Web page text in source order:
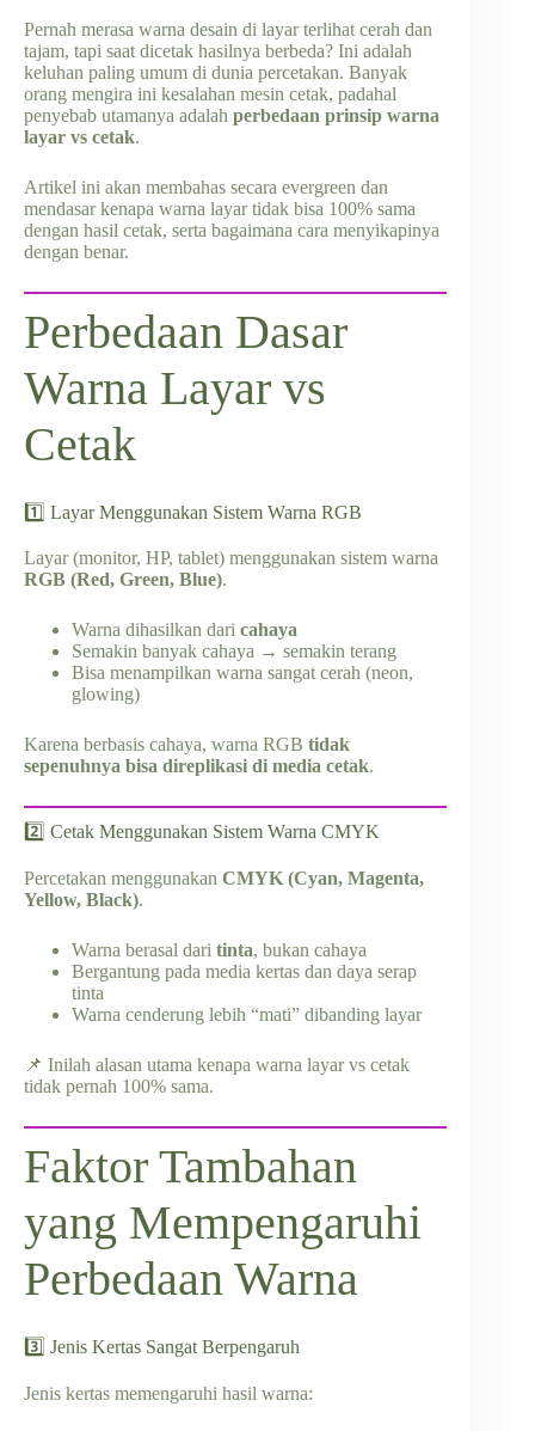
Pernah merasa warna desain di layar terlihat cerah dan
tajam, tapi saat dicetak hasilnya berbeda? Ini adalah
keluhan paling umum di dunia percetakan. Banyak
orang mengira ini kesalahan mesin cetak, padahal
penyebab utamanya adalah perbedaan prinsip warna
layar vs cetak.
Artikel ini akan membahas secara evergreen dan
mendasar kenapa warna layar tidak bisa 100% sama
dengan hasil cetak, serta bagaimana cara menyikapinya
dengan benar.
Perbedaan Dasar
Warna Layar vs
Cetak
1️⃣ Layar Menggunakan Sistem Warna RGB
Layar (monitor, HP, tablet) menggunakan sistem warna
RGB (Red, Green, Blue).
Warna dihasilkan dari cahaya
Semakin banyak cahaya → semakin terang
Bisa menampilkan warna sangat cerah (neon,
glowing)
Karena berbasis cahaya, warna RGB tidak
sepenuhnya bisa direplikasi di media cetak.
2️⃣ Cetak Menggunakan Sistem Warna CMYK
Percetakan menggunakan CMYK (Cyan, Magenta,
Yellow, Black).
Warna berasal dari tinta, bukan cahaya
Bergantung pada media kertas dan daya serap
tinta
Warna cenderung lebih “mati” dibanding layar
📌 Inilah alasan utama kenapa warna layar vs cetak
tidak pernah 100% sama.
Faktor Tambahan
yang Mempengaruhi
Perbedaan Warna
3️⃣ Jenis Kertas Sangat Berpengaruh
Jenis kertas memengaruhi hasil warna: